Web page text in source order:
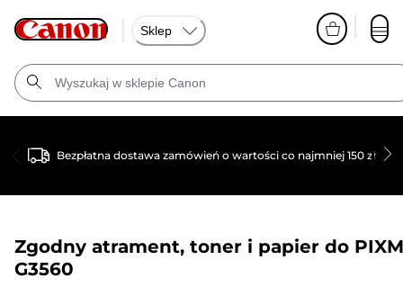
Sklep
Bezpłatna dostawa zamówień o wartości co najmniej 150 zł
Zgodny atrament, toner i papier do
G3560